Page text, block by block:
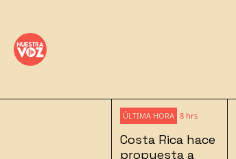
ÚLTIMA HORA 8 hrs
Costa Rica hace
propuesta a